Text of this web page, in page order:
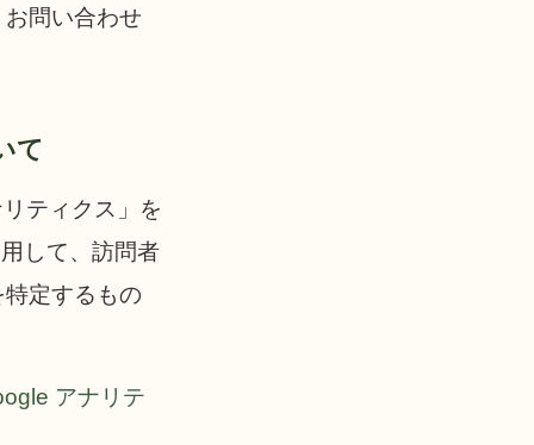
問い合わせ
て
ティクス」を
して、訪問者
定するもの
アナリテ